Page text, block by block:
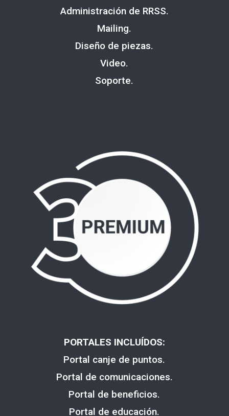
Administración de RRSS.
Mailing.
Diseño de piezas.
Video.
Soporte.
PORTALES INCLUÍDOS:
Portal canje de puntos.
Portal de comunicaciones.
Portal de beneficios.
Portal de educación.